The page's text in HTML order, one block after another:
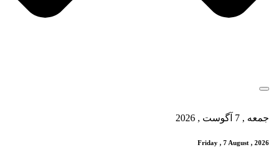
جمعه , 7 آگوست , 2026
Friday , 7 August , 2026